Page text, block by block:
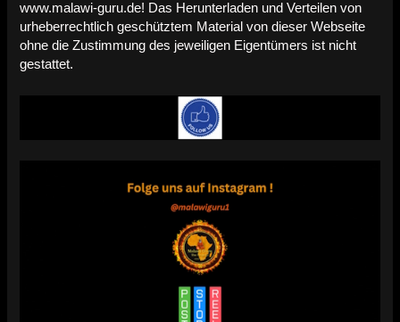
www.malawi-guru.de! Das Herunterladen und Verteilen von
urheberrechtlich geschütztem Material von dieser Webseite
ohne die Zustimmung des jeweiligen Eigentümers ist nicht
gestattet.